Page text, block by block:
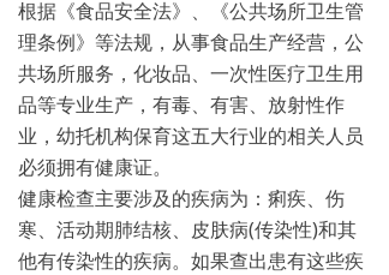
根据《食品安全法》、《公共场所卫生管
理条例》等法规，从事食品生产经营，公
共场所服务，化妆品、一次性医疗卫生用
品等专业生产，有毒、有害、放射性作
业，幼托机构保育这五大行业的相关人员
必须拥有健康证。
健康检查主要涉及的疾病为：痢疾、伤
寒、活动期肺结核、皮肤病(传染性)和其
他有传染性的疾病。如果查出患有这些疾